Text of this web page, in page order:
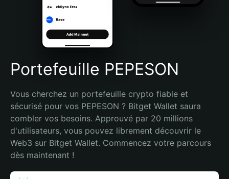
Português (Brasil)
Español (Argentina)
Portefeuille PEPESON
Vous cherchez un portefeuille crypto fiable et
sécurisé pour vos PEPESON ? Bitget Wallet saura
combler vos besoins. Approuvé par 20 millions
d'utilisateurs, vous pouvez librement découvrir le
Web3 sur Bitget Wallet. Commencez votre parcours
dès maintenant !